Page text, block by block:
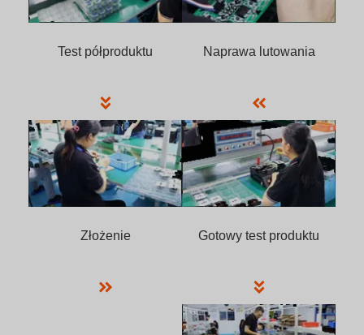
Test półproduktu Naprawa lutowania
Złożenie Gotowy test produktu